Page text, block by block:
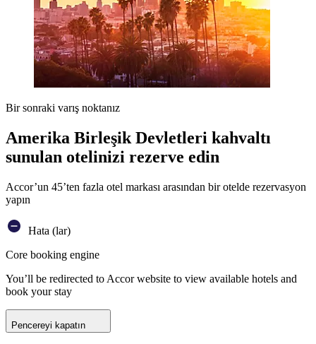
Bir sonraki varış noktanız
Amerika Birleşik Devletleri kahvaltı
sunulan otelinizi rezerve edin
Accor’un 45’ten fazla otel markası arasından bir otelde rezervasyon
yapın
Hata (lar)
Core booking engine
You’ll be redirected to Accor website to view available hotels and
book your stay
Pencereyi kapatın